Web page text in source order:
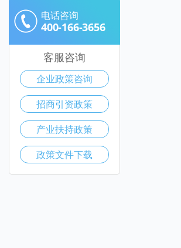
电话咨询
400-166-3656
客服咨询
企业政策咨询
招商引资政策
产业扶持政策
政策文件下载